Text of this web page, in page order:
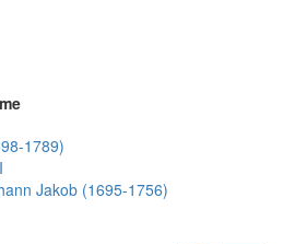
1789)
Jakob (1695-1756)